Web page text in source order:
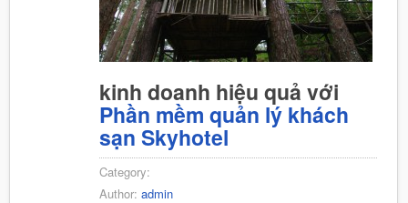
kinh doanh hiệu quả với
Phần mềm quản lý khách
sạn Skyhotel
Category:
Author: admin